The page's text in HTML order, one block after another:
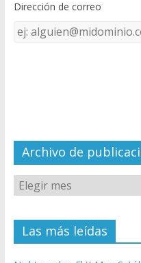
k e
C
el
Dirección de correo
Dirección
Archivo de
Las más leídas